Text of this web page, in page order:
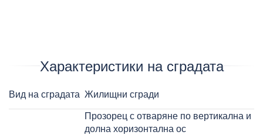
Характеристики на сградата
Вид на сградата Жилищни сгради
Прозорец с отваряне по вертикална и
долна хоризонтална ос